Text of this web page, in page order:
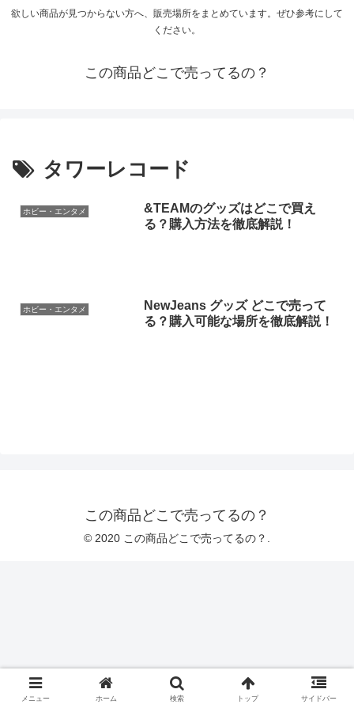
欲しい商品が見つからない方へ、販売場所をまとめています。ぜひ参考にして
ください。
この商品どこで売ってるの？
タワーレコード
ホビー・エンタメ
&TEAMのグッズはどこで買え
る？購入方法を徹底解説！
ホビー・エンタメ
NewJeans グッズ どこで売って
る？購入可能な場所を徹底解説！
この商品どこで売ってるの？
© 2020 この商品どこで売ってるの？.
メニュー ホーム 検索 トップ サイドバー